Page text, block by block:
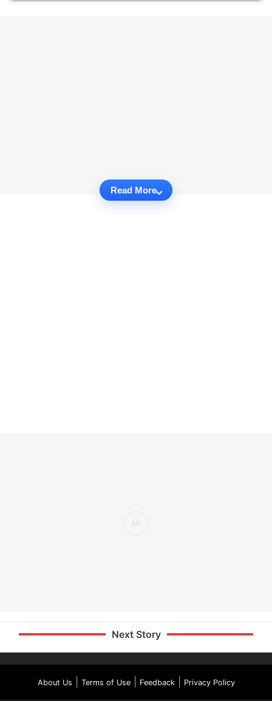
Read More
Next Story
About Us Terms of Use| Feedback| Privacy Policy